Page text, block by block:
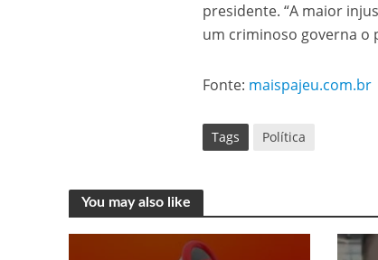
presidente. “A maior
um criminoso governa o
Fonte: maispajeu.com.br
Tags Política
You may also like